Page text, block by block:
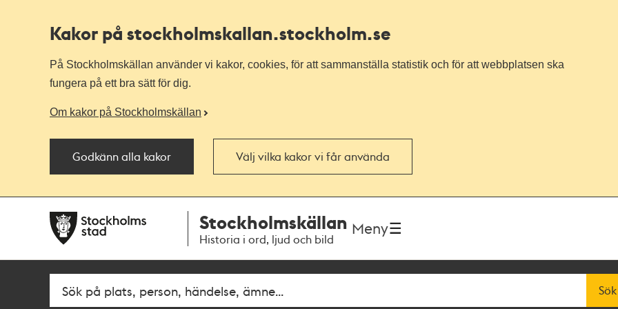
Kakor på stockholmskallan.stockholm.se
På Stockholmskällan använder vi kakor, cookies, för att sammanställa statistik och för att webbplatsen ska
fungera på ett bra sätt för dig.
Om kakor på Stockholmskällan
Godkänn alla kakor Välj vilka kakor vi får använda
navigationen
huvudinnehållet
Stockholmskällan
Historia i ord, ljud och bild
Meny
Fritextsök Sök